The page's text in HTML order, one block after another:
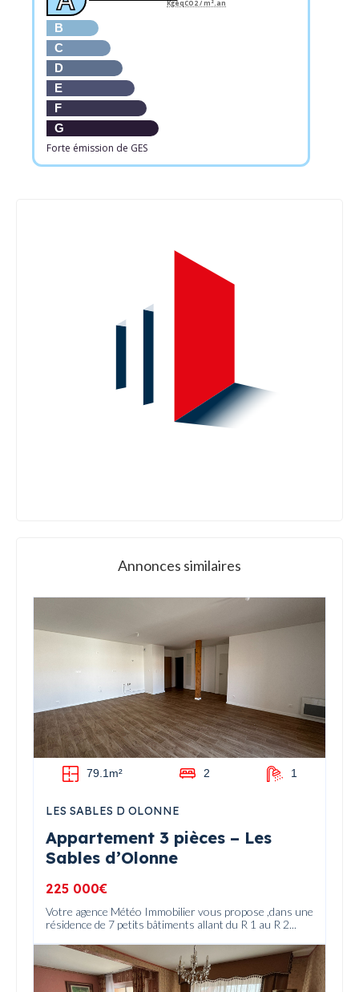
B
C
D
E
F
G
Forte émission de GES
KgéqCO2 / m².an
Annonces similaires
79.1m² 2 1
Appartement 3 pièces – Les
Sables d’Olonne
LES SABLES D OLONNE
225 000€
Votre agence Météo Immobilier vous propose ,dans une
résidence de 7 petits bâtiments allant du R 1 au R 2...